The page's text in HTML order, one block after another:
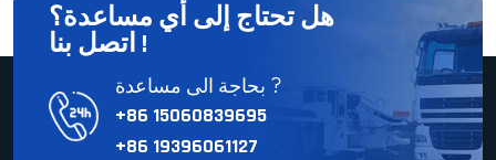
هل تحتاج إلى أي مساعدة؟
اتصل بنا !
بحاجة الى مساعدة ?
+86 15060839695
+86 19396061127